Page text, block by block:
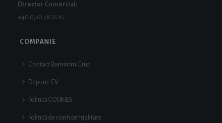
Director Comercial:
+40 0761 78 26 87
COMPANIE
Contact Bamirom Grup
Depune CV
Politică COOKIES
Politică de confidențialitate